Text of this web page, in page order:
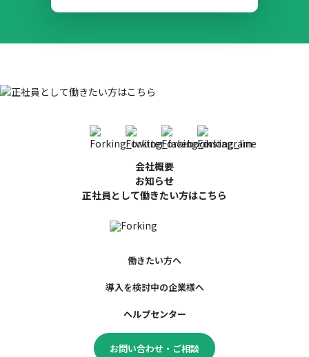
会社概要
お知らせ
正社員として働きたい方はこちら
働きたい方へ
導入を検討中の企業様へ
ヘルプセンター
お問い合わせ・ご相談